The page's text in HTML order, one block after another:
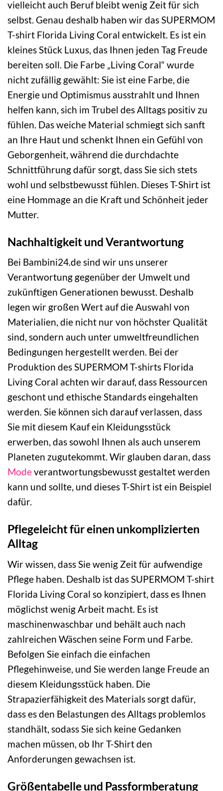
vielleicht auch Beruf bleibt wenig Zeit für sich
selbst. Genau deshalb haben wir das SUPERMOM
T-shirt Florida Living Coral entwickelt. Es ist ein
kleines Stück Luxus, das Ihnen jeden Tag Freude
bereiten soll. Die Farbe „Living Coral“ wurde
nicht zufällig gewählt: Sie ist eine Farbe, die
Energie und Optimismus ausstrahlt und Ihnen
helfen kann, sich im Trubel des Alltags positiv zu
fühlen. Das weiche Material schmiegt sich sanft
an Ihre Haut und schenkt Ihnen ein Gefühl von
Geborgenheit, während die durchdachte
Schnittführung dafür sorgt, dass Sie sich stets
wohl und selbstbewusst fühlen. Dieses T-Shirt ist
eine Hommage an die Kraft und Schönheit jeder
Mutter.
Nachhaltigkeit und Verantwortung
Bei Bambini24.de sind wir uns unserer
Verantwortung gegenüber der Umwelt und
zukünftigen Generationen bewusst. Deshalb
legen wir großen Wert auf die Auswahl von
Materialien, die nicht nur von höchster Qualität
sind, sondern auch unter umweltfreundlichen
Bedingungen hergestellt werden. Bei der
Produktion des SUPERMOM T-shirts Florida
Living Coral achten wir darauf, dass Ressourcen
geschont und ethische Standards eingehalten
werden. Sie können sich darauf verlassen, dass
Sie mit diesem Kauf ein Kleidungsstück
erwerben, das sowohl Ihnen als auch unserem
Planeten zugutekommt. Wir glauben daran, dass
Modeverantwortungsbewusst gestaltet werden
kann und sollte, und dieses T-Shirt ist ein Beispiel
dafür.
Pflegeleicht für einen unkomplizierten
Alltag
Wir wissen, dass Sie wenig Zeit für aufwendige
Pflege haben. Deshalb ist das SUPERMOM T-shirt
Florida Living Coral so konzipiert, dass es Ihnen
möglichst wenig Arbeit macht. Es ist
maschinenwaschbar und behält auch nach
zahlreichen Wäschen seine Form und Farbe.
Befolgen Sie einfach die einfachen
Pflegehinweise, und Sie werden lange Freude an
diesem Kleidungsstück haben. Die
Strapazierfähigkeit des Materials sorgt dafür,
dass es den Belastungen des Alltags problemlos
standhält, sodass Sie sich keine Gedanken
machen müssen, ob Ihr T-Shirt den
Anforderungen gewachsen ist.
Größentabelle und Passformberatung